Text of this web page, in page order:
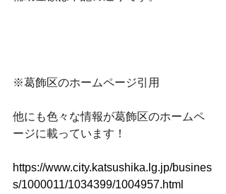
※葛飾区のホームページ引用
他にも色々な情報が葛飾区のホームペ
ージに載っています！
https://www.city.katsushika.lg.jp/busines
s/1000011/1034399/1004957.html